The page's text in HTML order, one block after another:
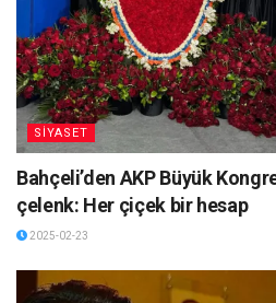
SİYASET
Bahçeli’den AKP Büyük
çelenk: Her çiçek bir hesap
2025-02-23